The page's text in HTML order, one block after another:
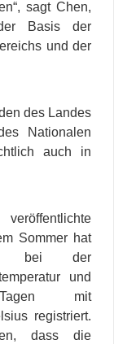
sagt Chen,
Basis der
und der
des Landes
Nationalen
auch in
Sommer hat
bei der
und
Tagen mit
registriert.
dass die